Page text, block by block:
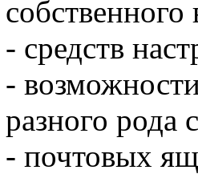
собственного
- средств
-
разного рода
- почтовых